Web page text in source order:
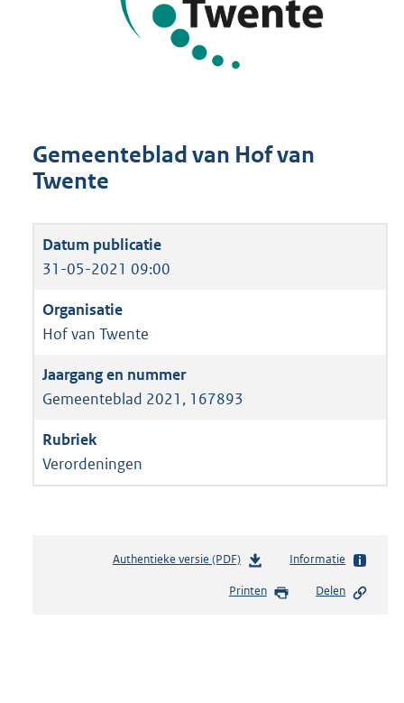
Gemeenteblad van Hof van
Twente
31-05-2021 09:00
Hof van Twente
Gemeenteblad 2021, 167893
Verordeningen
Authentieke versie (PDF)b
s
Informatie
Printen Delen